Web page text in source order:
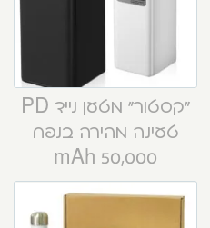
“קסטור” מטען נייד PD
טעינה מהירה בנפח
50,000 mAh